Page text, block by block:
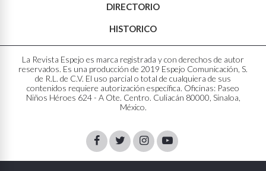
DIRECTORIO
HISTORICO
La Revista Espejo es marca registrada y con derechos de autor
reservados. Es una producción de 2019 Espejo Comunicación, S.
de R.L. de C.V. El uso parcial o total de cualquiera de sus
contenidos requiere autorización específica. Oficinas: Paseo
Niños Héroes 624 - A Ote. Centro. Culiacán 80000, Sinaloa,
México.
FacebookTwitterInstagram
Youtube